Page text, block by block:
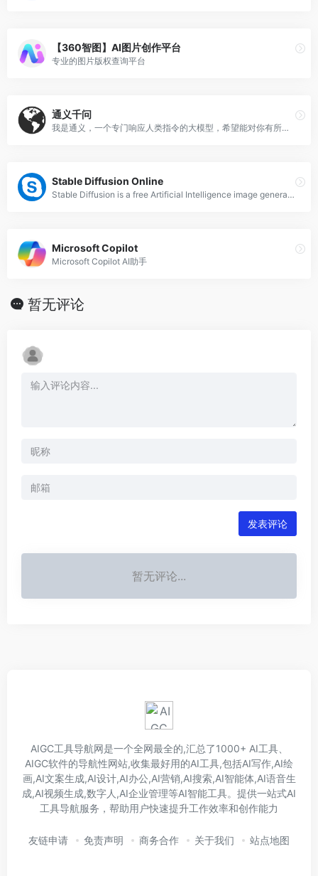
【360智图】AI图片创作平台
专业的图片版权查询平台
通义千问
我是通义，一个专门响应人类指令的大模型，希望能对你有所帮助
Stable Diffusion Online
Stable Diffusion is a free Artificial Intelligence image generator that easily creates high-quality AI art, images, anime, and realistic photos from simple text prompts. No sign-up!
Microsoft Copilot
Microsoft Copilot AI助手
暂无评论
发表评论
暂无评论...
AIGC工具导航网是一个全网最全的,汇总了1000+ AI工具、
AIGC软件的导航性网站,收集最好用的AI工具,包括AI写作,AI绘
画,AI文案生成,AI设计,AI办公,AI营销,AI搜索,AI智能体,AI语音生
成,AI视频生成,数字人,AI企业管理等AI智能工具。提供一站式AI
工具导航服务，帮助用户快速提升工作效率和创作能力
友链申请 免责声明 商务合作 关于我们 站点地图